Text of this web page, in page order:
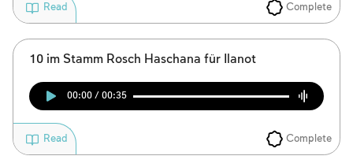
Complete
Read
10 im Stamm Rosch Haschana für Ilanot
00:00 / 00:35
Complete
Read